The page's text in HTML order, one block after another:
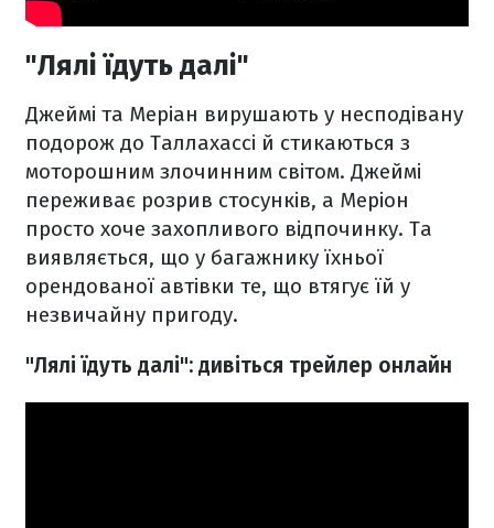
"Лялі їдуть далі"
Джеймі та Меріан вирушають у несподівану
подорож до Таллахассі й стикаються з
моторошним злочинним світом. Джеймі
переживає розрив стосунків, а Меріон
просто хоче захопливого відпочинку. Та
виявляється, що у багажнику їхньої
орендованої автівки те, що втягує їй у
незвичайну пригоду.
"Лялі їдуть далі": дивіться трейлер онлайн